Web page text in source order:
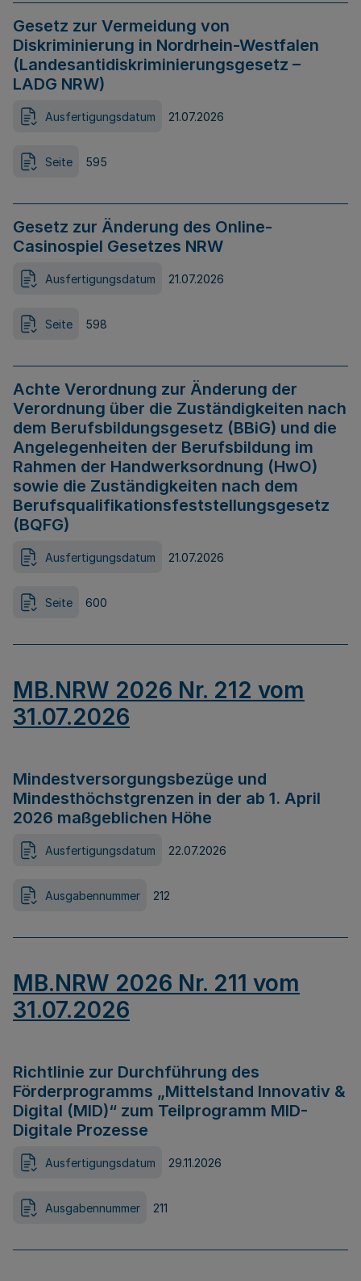
Gesetz zur Vermeidung von
Diskriminierung in Nordrhein-Westfalen
(Landesantidiskriminierungsgesetz –
LADG NRW)
Ausfertigungsdatum 21.07.2026
Seite 595
Gesetz zur Änderung des Online-
Casinospiel Gesetzes NRW
Ausfertigungsdatum 21.07.2026
Seite 598
Achte Verordnung zur Änderung der
Verordnung über die Zuständigkeiten nach
dem Berufsbildungsgesetz (BBiG) und die
Angelegenheiten der Berufsbildung im
Rahmen der Handwerksordnung (HwO)
sowie die Zuständigkeiten nach dem
Berufsqualifikationsfeststellungsgesetz
(BQFG)
Ausfertigungsdatum 21.07.2026
Seite 600
MB.NRW 2026 Nr. 212 vom
31.07.2026
Mindestversorgungsbezüge und
Mindesthöchstgrenzen in der ab 1. April
2026 maßgeblichen Höhe
Ausfertigungsdatum 22.07.2026
Ausgabennummer 212
MB.NRW 2026 Nr. 211 vom
31.07.2026
Richtlinie zur Durchführung des
Förderprogramms „Mittelstand Innovativ &
Digital (MID)“ zum Teilprogramm MID-
Digitale Prozesse
Ausfertigungsdatum 29.11.2026
Ausgabennummer 211